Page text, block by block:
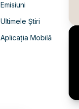
Emisiuni
Ultimele Știri
Aplicația Mobilă